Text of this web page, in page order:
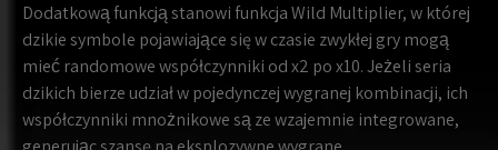
Dodatkową funkcją stanowi funkcja Wild Multiplier, w której
dzikie symbole pojawiające się w czasie zwykłej gry mogą
mieć randomowe współczynniki od x2 po x10. Jeżeli seria
dzikich bierze udział w pojedynczej wygranej kombinacji, ich
współczynniki mnożnikowe są ze wzajemnie integrowane,